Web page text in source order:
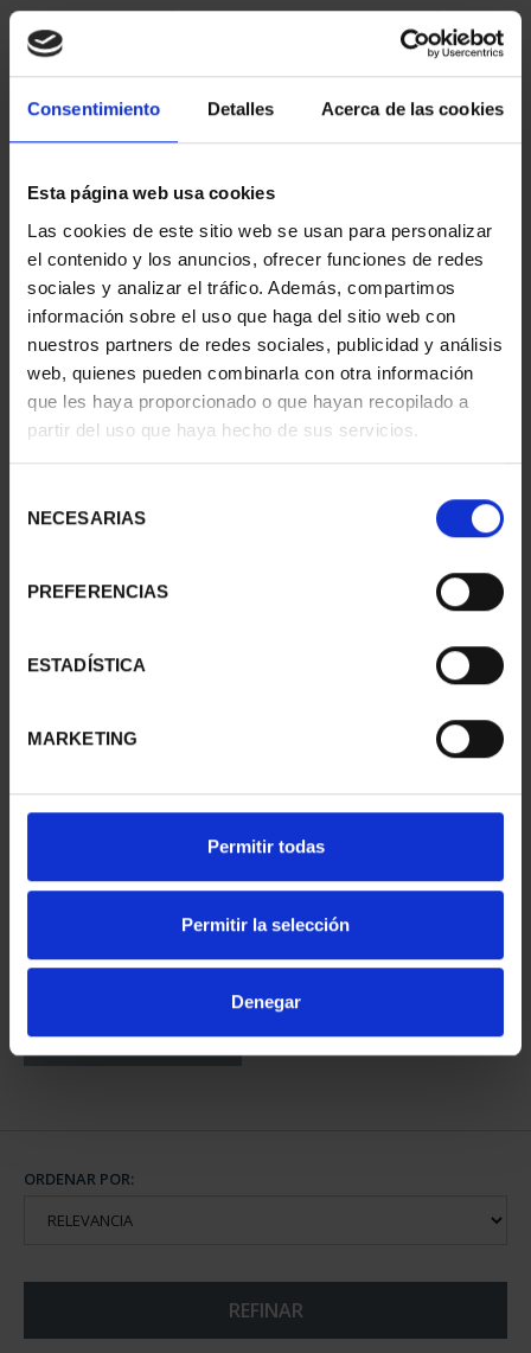
Consentimiento Detalles Acerca de las cookies
Esta página web usa cookies
Las cookies de este sitio web se usan para personalizar
el contenido y los anuncios, ofrecer funciones de redes
sociales y analizar el tráfico. Además, compartimos
información sobre el uso que haga del sitio web con
nuestros partners de redes sociales, publicidad y análisis
web, quienes pueden combinarla con otra información
que les haya proporcionado o que hayan recopilado a
partir del uso que haya hecho de sus servicios.
NECESARIAS
PREFERENCIAS
ESTADÍSTICA
MARKETING
Permitir todas
Permitir la selección
Denegar
PROVINCIA 1
949,00 €
Sólo para usuarios
SUSCRIPCIÓN
CAPITALES DE
PROVINCIA 2
949,00 €
Sólo para usuarios
SUSCRIPCIÓN
PROVINCIA 3
Sólo para usuarios
registrados
SUSCRIPCIÓN
PROVINCIA 4
Sólo para usuarios
registrados
PROVINCIA COLECCION
COMPLET...
ORDENAR POR:
REFINAR